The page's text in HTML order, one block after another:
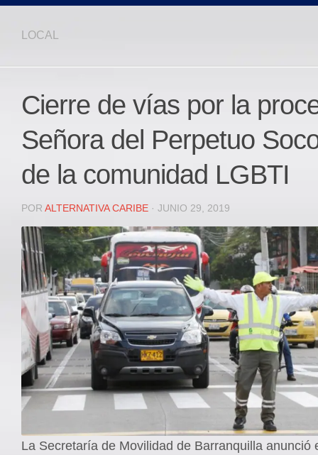
Politica
Deportes
JUDICIAL
REGIONAL
DEPARTAMENTAL
Internacional
OPINIÓN
Contactenos
facebook
Twitter
Instagram
Registro ISSN: 2711-3299
LOCAL
Cierre de vías por la
Señora del Perpetuo
de la comunidad LGBTI
POR ALTERNATIVA CARIBE · JUNIO 29, 2019
La Secretaría de Movilidad de Barranquilla anunció